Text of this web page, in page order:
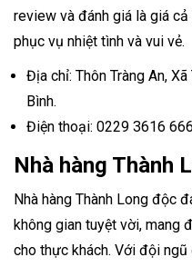
review và đánh giá là giá
phục vụ nhiệt tình và vui vẻ.
Địa chỉ: Thôn Tràng An,
Bình.
Điện thoại: 0229 3616
Nhà hàng Thành
Nhà hàng Thành Long độc
không gian tuyệt vời, mang
cho thực khách. Với đội